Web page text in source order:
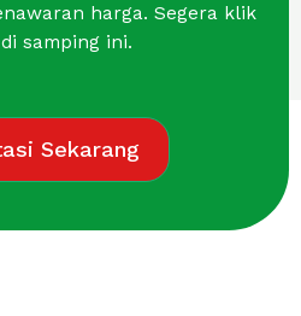
harga. Segera klik
samping ini.
Sekarang